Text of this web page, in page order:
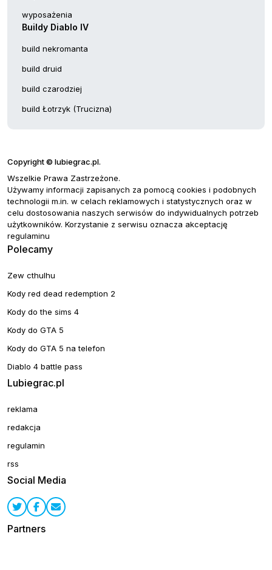
wyposażenia
Buildy Diablo IV
build nekromanta
build druid
build czarodziej
build Łotrzyk (Trucizna)
Copyright © lubiegrac.pl.
Wszelkie Prawa Zastrzeżone.
Używamy informacji zapisanych za pomocą cookies i podobnych
technologii m.in. w celach reklamowych i statystycznych oraz w
celu dostosowania naszych serwisów do indywidualnych potrzeb
użytkowników. Korzystanie z serwisu oznacza akceptację
regulaminu
Polecamy
Zew cthulhu
Kody red dead redemption 2
Kody do the sims 4
Kody do GTA 5
Kody do GTA 5 na telefon
Diablo 4 battle pass
Lubiegrac.pl
reklama
redakcja
regulamin
rss
Social Media
Partners